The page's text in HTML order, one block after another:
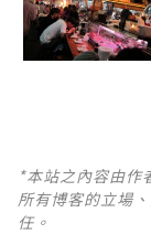
*本站之內容由作
所有博客的立場
任。